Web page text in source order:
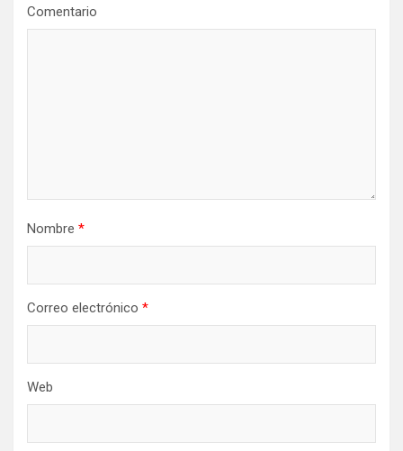
Comentario
Nombre *
Correo electrónico *
Web